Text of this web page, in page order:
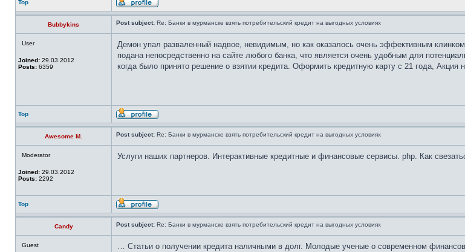
Top
Bubbykins Post subject: Re: Банки в мурманске взять потребительский кредит на выгодных условиях
User
Joined: 29.03.2012
Posts: 6359
Демон упал разваленный надвое, невидимым, но как оказалось очень эффективным
подана непосредственно на сайте любого банка, что является очень удобным для
когда было принято решение о взятии кредита. Оформить кредитную карту с 21 года, Акция
Top
Awesome M. Post subject: Re: Банки в мурманске взять потребительский кредит на выгодных условиях
Moderator
Joined: 29.03.2012
Posts: 2292
Услуги наших партнеров. Интерактивные кредитные и финансовые сервисы. php. Как
Top
Candy Post subject: Re: Банки в мурманске взять потребительский кредит на выгодных условиях
Guest
… Статьи о получении кредита наличными в долг. Молодые ученые о современном